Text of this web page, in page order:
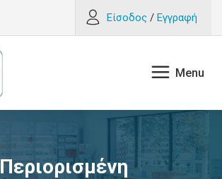
Είσοδος / Εγγραφή
Περιορισμένη